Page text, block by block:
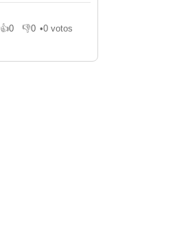
👍0
Gosto 👎0
Não gosto
•0 votos